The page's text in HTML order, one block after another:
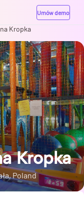
Umów demo
Kropka
Kropka
Poland